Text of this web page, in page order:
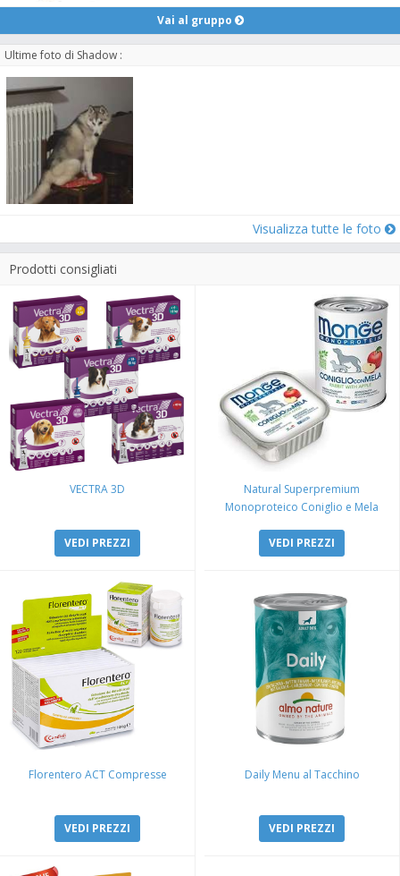
Vai al gruppo
Ultime foto di Shadow :
Visualizza tutte le foto
Prodotti consigliati
VECTRA 3D
VEDI PREZZI
Natural Superpremium
Monoproteico Coniglio e Mela
VEDI PREZZI
Florentero ACT Compresse
VEDI PREZZI
Daily Menu al Tacchino
VEDI PREZZI